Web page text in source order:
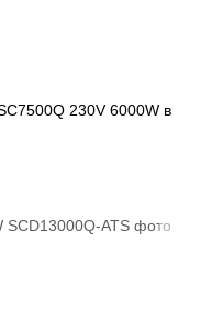
230V 6000W в